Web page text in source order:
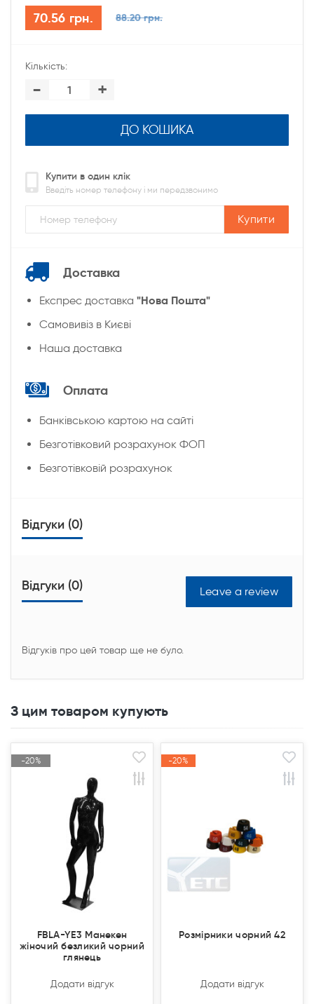
70.56 грн. 88.20 грн.
Кількість:
- +
ДО КОШИКА
Купити в один клік
Введіть номер телефону і ми передзвонимо
Купити
Доставка
Експрес доставка "Нова Пошта"
Cамовивіз в Києві
Наша доставка
Оплата
Банківською картою на сайті
Безготівковий розрахунок ФОП
Безготівковій розрахунок
Відгуки (0)
Відгуки (0) Leave a review
Відгуків про цей товар ще не було.
З цим товаром купують
-20%
-20%
FBLA-YE3 Манекен
жіночий безликий чорний
глянець
Додати відгук
-20%
-20%
Розмірники чорний 42
Додати відгук